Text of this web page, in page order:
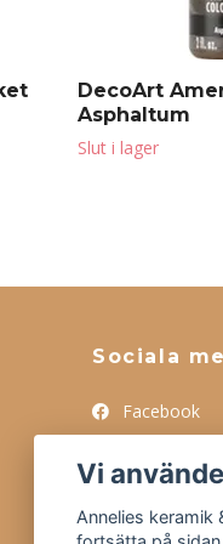
DecoArt
Asphaltum
Slut i lager
Sociala
Facebook
Tiktok
Vi
Annelies keramik